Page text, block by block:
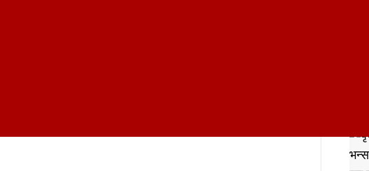
जग्गा ठेक्काको खुल्ला टेण्डर आहृवान सम्बन्धी सूचना